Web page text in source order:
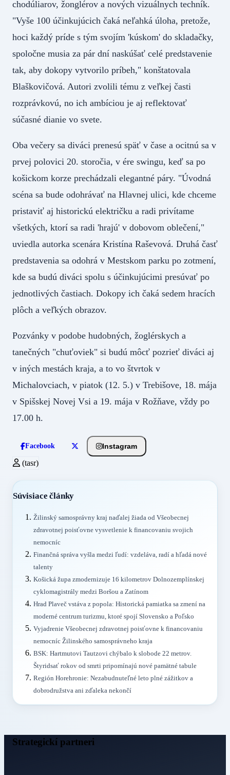
chodúliarov, žonglérov a nových vizuálnych techník.
"Vyše 100 účinkujúcich čaká neľahká úloha, pretože,
hoci každý príde s tým svojím 'kúskom' do skladačky,
spoločne musia za pár dní naskúšať celé predstavenie
tak, aby dokopy vytvorilo príbeh," konštatovala
Blaškovičová. Autori zvolili tému z veľkej časti
rozprávkovú, no ich ambíciou je aj reflektovať
súčasné dianie vo svete.
Oba večery sa diváci prenesú späť v čase a ocitnú sa v
prvej polovici 20. storočia, v ére swingu, keď sa po
košickom korze prechádzali elegantné páry. "Úvodná
scéna sa bude odohrávať na Hlavnej ulici, kde chceme
pristaviť aj historickú električku a radi privítame
všetkých, ktorí sa radi 'hrajú' v dobovom oblečení,"
uviedla autorka scenára Kristína Raševová. Druhá časť
predstavenia sa odohrá v Mestskom parku po zotmení,
kde sa budú diváci spolu s účinkujúcimi presúvať po
jednotlivých častiach. Dokopy ich čaká sedem hracích
plôch a veľkých obrazov.
Pozvánky v podobe hudobných, žoglérskych a
tanečných "chuťoviek" si budú môcť pozrieť diváci aj
v iných mestách kraja, a to vo štvrtok v
Michalovciach, v piatok (12. 5.) v Trebišove, 18. mája
v Spišskej Novej Vsi a 19. mája v Rožňave, vždy po
17.00 h.
Facebook Instagram
(tasr)
Súvisiace články
Žilinský samosprávny kraj naďalej žiada od Všeobecnej
zdravotnej poisťovne vysvetlenie k financovaniu svojich
nemocníc
Finančná správa vyšla medzi ľudí: vzdeláva, radí a hľadá nové
talenty
Košická župa zmodernizuje 16 kilometrov Dolnozemplínskej
cyklomagistrály medzi Boršou a Zatínom
Hrad Plaveč vstáva z popola: Historická pamiatka sa zmení na
moderné centrum turizmu, ktoré spojí Slovensko a Poľsko
Vyjadrenie Všeobecnej zdravotnej poisťovne k financovaniu
nemocníc Žilinského samosprávneho kraja
BSK: Hartmutovi Tautzovi chýbalo k slobode 22 metrov.
Štyridsať rokov od smrti pripomínajú nové pamätné tabule
Región Horehronie: Nezabudnuteľné leto plné zážitkov a
dobrodružstva ani zďaleka nekončí
Strategickí partneri